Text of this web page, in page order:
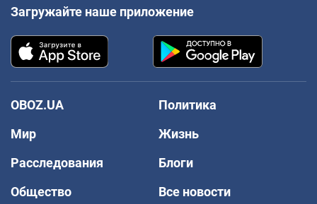
Загружайте наше приложение
OBOZ.UA
Политика
Мир
Жизнь
Расследования
Блоги
Общество
Все новости